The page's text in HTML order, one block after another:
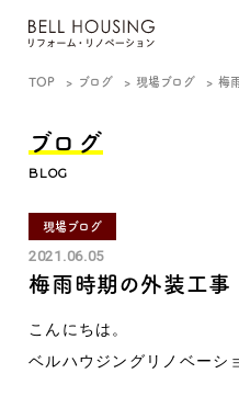
TOP ブログ 現場ブログ 梅
ブログ
BLOG
現場ブログ
2021.06.05
梅雨時期の外装工事
こんにちは。
ベルハウジングリノベーシ